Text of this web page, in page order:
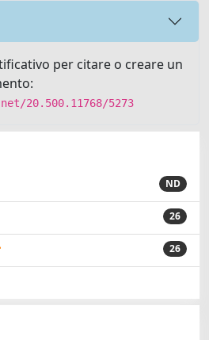
per citare o creare un
20.500.11768/5273
ND
26
26